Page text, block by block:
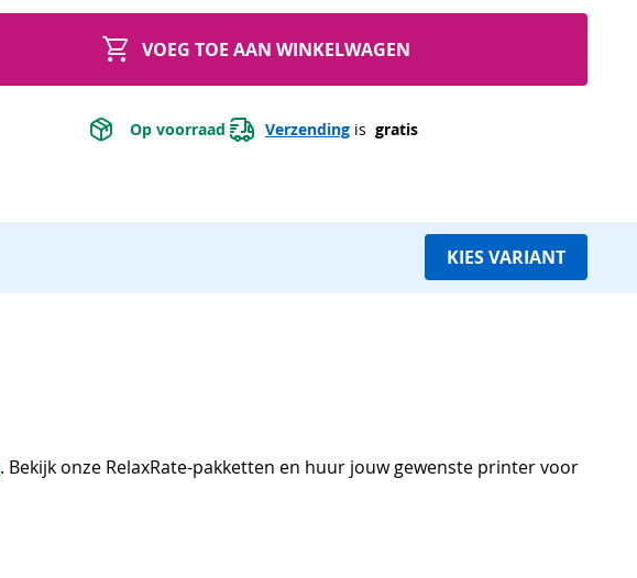
VOEG TOE AAN WINKELWAGEN
Op voorraad Verzending is gratis
KIES VARIANT
. Bekijk onze RelaxRate-pakketten en huur jouw gewenste printer voor